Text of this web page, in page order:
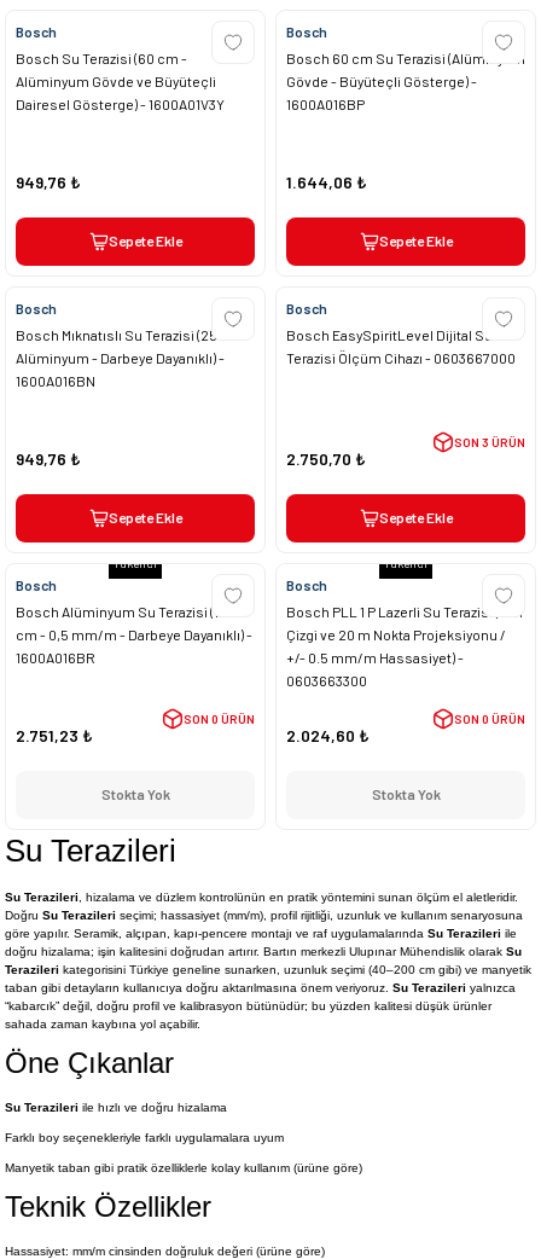
Bosch
Bosch Su Terazisi (60 cm -
Alüminyum Gövde ve Büyüteçli
Dairesel Gösterge) - 1600A01V3Y
949,76 ₺
Sepete Ekle
Bosch
Bosch 60 cm Su Terazisi (Alüminyum
Gövde - Büyüteçli Gösterge) -
1600A016BP
1.644,06 ₺
Sepete Ekle
Bosch
Bosch Mıknatıslı Su Terazisi (25 cm -
Alüminyum - Darbeye Dayanıklı) -
1600A016BN
949,76 ₺
Sepete Ekle
Bosch
Bosch EasySpiritLevel Dijital Su
Terazisi Ölçüm Cihazı - 0603667000
2.750,70 ₺
SON 3 ÜRÜN
Sepete Ekle
Tükendi
Bosch
Bosch Alüminyum Su Terazisi (120
cm - 0,5 mm/m - Darbeye Dayanıklı) -
1600A016BR
2.751,23 ₺
SON 0 ÜRÜN
Stokta Yok
Tükendi
Bosch
Bosch PLL 1 P Lazerli Su Terazisi (5 m
Çizgi ve 20 m Nokta Projeksiyonu /
+/- 0.5 mm/m Hassasiyet) -
0603663300
2.024,60 ₺
SON 0 ÜRÜN
Stokta Yok
Su Terazileri
Su Terazileri , hizalama ve düzlem kontrolünün en pratik yöntemini sunan ölçüm el aletleridir.
Doğru Su Terazileri seçimi; hassasiyet (mm/m), profil rijitliği, uzunluk ve kullanım senaryosuna
göre yapılır. Seramik, alçıpan, kapı-pencere montajı ve raf uygulamalarında Su Terazileri ile
doğru hizalama; işin kalitesini doğrudan artırır. Bartın merkezli Ulupınar Mühendislik olarak Su
Terazileri kategorisini Türkiye geneline sunarken, uzunluk seçimi (40–200 cm gibi) ve manyetik
taban gibi detayların kullanıcıya doğru aktarılmasına önem veriyoruz. Su Terazileri yalnızca
“kabarcık” değil, doğru profil ve kalibrasyon bütünüdür; bu yüzden kalitesi düşük ürünler
sahada zaman kaybına yol açabilir.
Öne Çıkanlar
Su Terazileri ile hızlı ve doğru hizalama
Farklı boy seçenekleriyle farklı uygulamalara uyum
Manyetik taban gibi pratik özelliklerle kolay kullanım (ürüne göre)
Teknik Özellikler
Hassasiyet: mm/m cinsinden doğruluk değeri (ürüne göre)